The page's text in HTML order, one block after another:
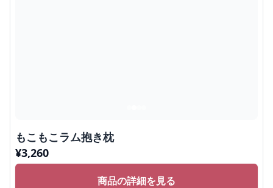
もこもこラム抱き枕
¥3,260
商品の詳細を見る